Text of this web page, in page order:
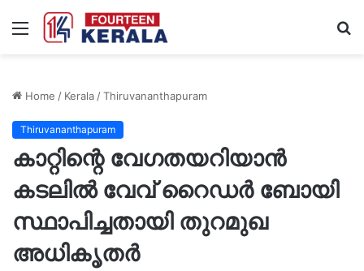
Menu
Home / Kerala/Thiruvananthapuram
Thiruvananthapuram
കാറ്റിന്റെ വേഗതയറിയാൻ
കടലിൽ വേവ് റൈഡർ ബോയി
സ്ഥാപിച്ചതായി തുറമുഖ
അധികൃതർ